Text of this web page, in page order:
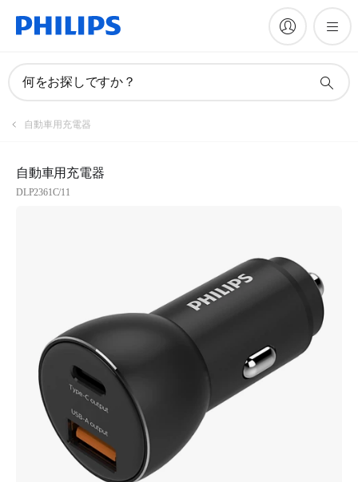
何をお探しですか？
自動車用充電器
自動車用充電器
DLP2361C/11